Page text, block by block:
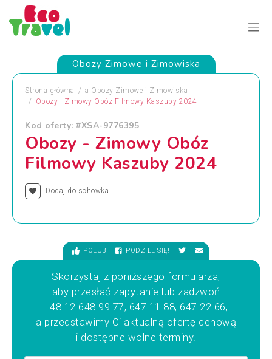
Obozy Zimowe i Zimowiska
Strona główna a Obozy Zimowe i Zimowiska
Obozy - Zimowy Obóz Filmowy Kaszuby 2024
Kod oferty: #XSA-9776395
Obozy - Zimowy Obóz
Filmowy Kaszuby 2024
Dodaj do schowka
POLUB PODZIEL SIĘ!
Skorzystaj z poniższego formularza,
aby przesłać zapytanie lub zadzwoń
+48 12 648 99 77, 647 11 88, 647 22 66,
a przedstawimy Ci aktualną ofertę cenową
i dostępne wolne terminy.